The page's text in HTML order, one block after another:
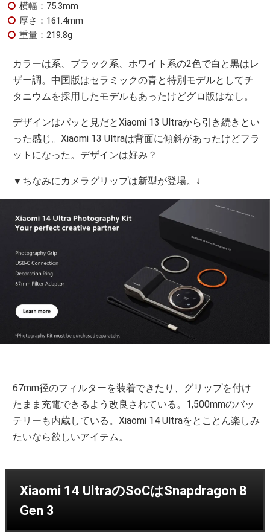
横幅：75.3mm
厚さ：161.4mm
重量：219.8g
カラーは系、ブラック系、ホワイト系の2色で白と黒はレ
ザー調。中国版はセラミックの青と特別モデルとしてチ
タニウムを採用したモデルもあったけどグロ版はなし。
デザインはパッと見だとXiaomi 13 Ultraから引き続きとい
った感じ。Xiaomi 13 Ultraは背面に傾斜があったけどフラ
ットになった。デザインは好み？
▼ちなみにカメラグリップは新型が登場。↓
67mm径のフィルターを装着できたり、グリップを付け
たまま充電できるよう改良されている。1,500mmのバッ
テリーも内蔵している。Xiaomi 14 Ultraをとことん楽しみ
たいなら欲しいアイテム。
Xiaomi 14 UltraのSoCはSnapdragon 8
Gen 3